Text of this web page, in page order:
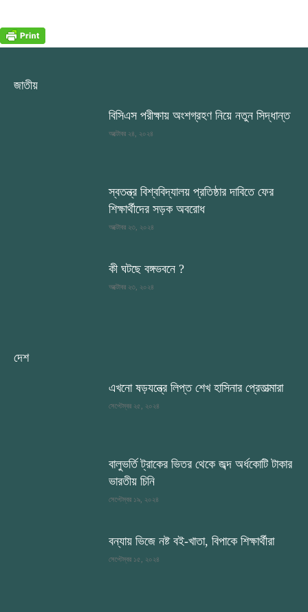
জাতীয়
বিসিএস পরীক্ষায় অংশগ্রহণ নিয়ে নতুন সিদ্ধান্ত
অক্টোবর ২৪, ২০২৪
স্বতন্ত্র বিশ্ববিদ্যালয় প্রতিষ্ঠার দাবিতে ফের
শিক্ষার্থীদের সড়ক অবরোধ
অক্টোবর ২৩, ২০২৪
কী ঘটছে বঙ্গভবনে ?
অক্টোবর ২৩, ২০২৪
দেশ
এখনো ষড়যন্ত্রে লিপ্ত শেখ হাসিনার প্রেতাত্মারা
সেপ্টেম্বর ২৫, ২০২৪
বালুভর্তি ট্রাকের ভিতর থেকে জব্দ অর্ধকোটি টাকার
ভারতীয় চিনি
সেপ্টেম্বর ১৯, ২০২৪
বন্যায় ভিজে নষ্ট বই-খাতা, বিপাকে শিক্ষার্থীরা
সেপ্টেম্বর ১৫, ২০২৪